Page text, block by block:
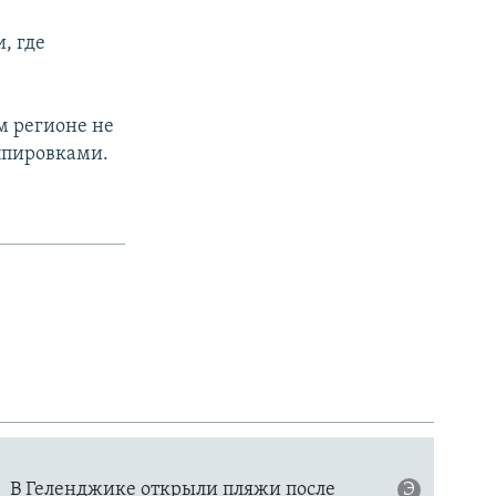
где
регионе не